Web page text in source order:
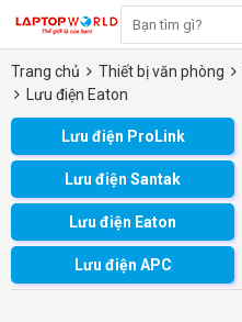
Trang chủ Thiết bị văn phòng
Lưu điện Eaton
Lưu điện ProLink
Lưu điện Santak
Lưu điện Eaton
Lưu điện APC